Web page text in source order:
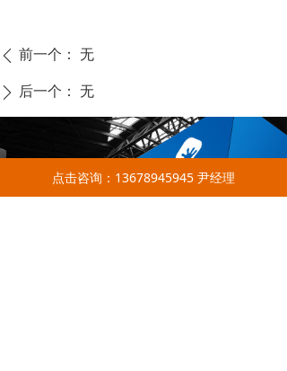
ꄴ 前一个： 无
ꄲ 后一个： 无
点击咨询：13678945945 尹经理